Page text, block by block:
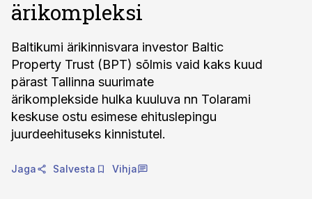
ärikompleksi
Baltikumi ärikinnisvara investor Baltic
Property Trust (BPT) sõlmis vaid kaks kuud
pärast Tallinna suurimate
ärikomplekside hulka kuuluva nn Tolarami
keskuse ostu esimese ehituslepingu
juurdeehituseks kinnistutel.
Jaga Salvesta Vihja